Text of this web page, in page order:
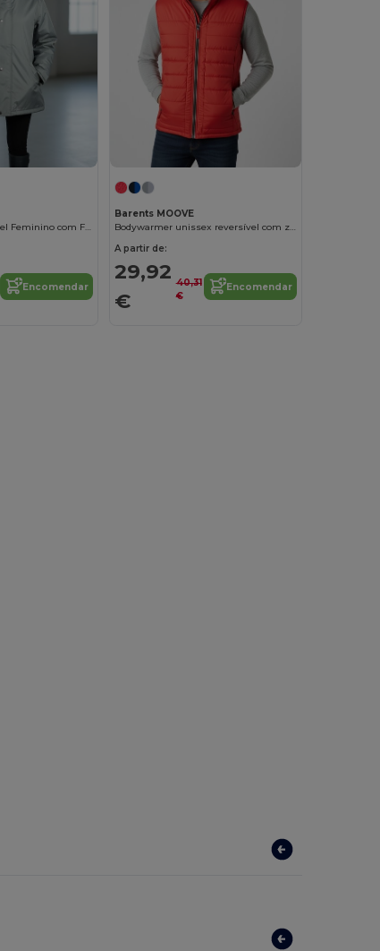
Casaco Impermeável Feminino com Forro Acolchoado
Encomendar
Barents MOOVE
Bodywarmer unissex reversível com zíper contrastado
A partir de:
29,92
€
40,31
€
Encomendar